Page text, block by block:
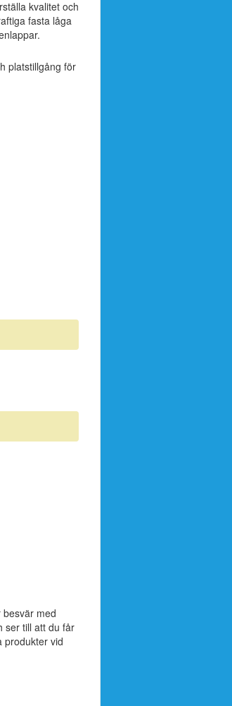
kvalitet och
fasta låga
platstillgång för
med
ser till att du får
produkter vid